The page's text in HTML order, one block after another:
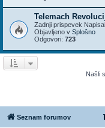
Telemach
Zadnji prispevek
Objavljeno v Splošno
Odgovori: 723
Našli
Seznam forumov